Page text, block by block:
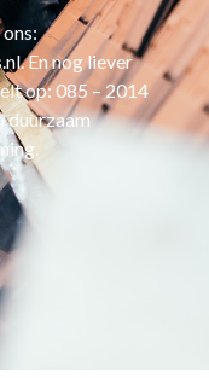
. En nog liever
op: 085 – 2014
duurzaam